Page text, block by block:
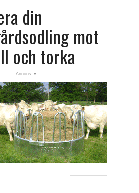
din
mot
och torka